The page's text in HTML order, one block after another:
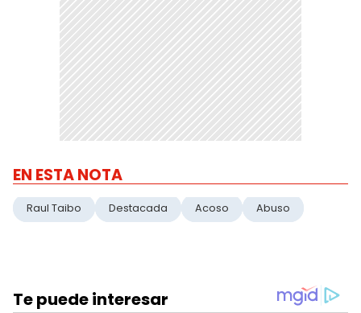
EN ESTA NOTA
Raul Taibo Destacada Acoso Abuso